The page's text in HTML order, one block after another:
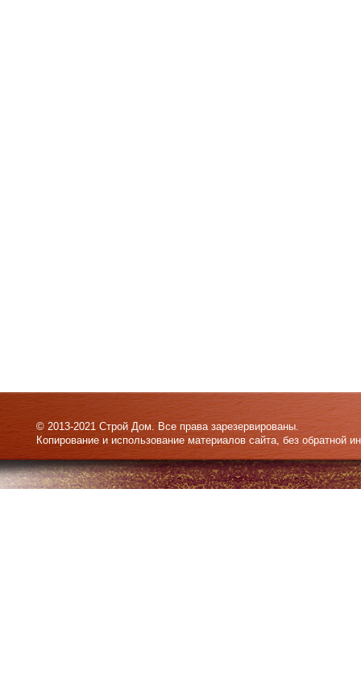
© 2013-2021 Строй Дом. Все права зарезервированы.
Копирование и использование материалов сайта, без обратной